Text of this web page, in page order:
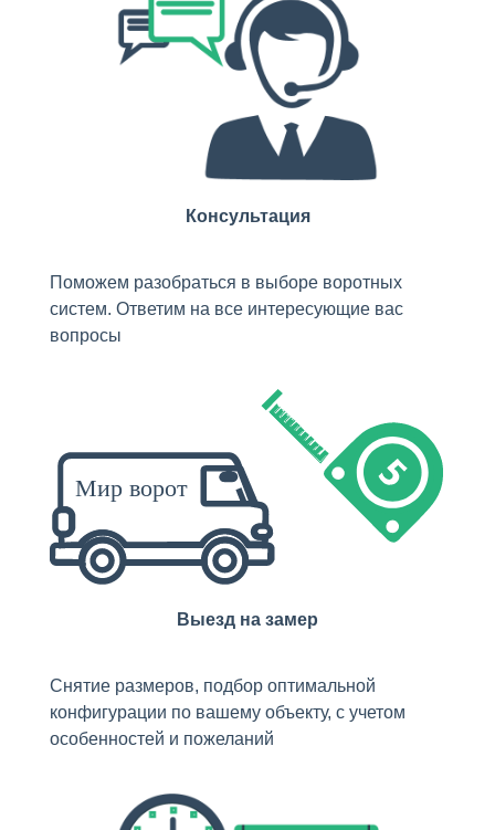
Консультация
Поможем разобраться в выборе воротных
систем. Ответим на все интересующие вас
вопросы
Выезд на замер
Снятие размеров, подбор оптимальной
конфигурации по вашему объекту, с учетом
особенностей и пожеланий